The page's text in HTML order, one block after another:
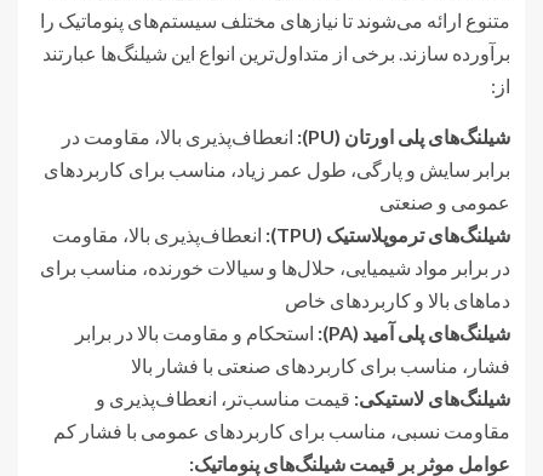
متنوع ارائه می‌شوند تا نیازهای مختلف سیستم‌های پنوماتیک را
برآورده سازند. برخی از متداول‌ترین انواع این شیلنگ‌ها عبارتند
از:
شیلنگ‌های پلی اورتان (PU):
انعطاف‌پذیری بالا، مقاومت در
برابر سایش و پارگی، طول عمر زیاد، مناسب برای کاربردهای
عمومی و صنعتی
شیلنگ‌های ترموپلاستیک (TPU):
انعطاف‌پذیری بالا، مقاومت
در برابر مواد شیمیایی، حلال‌ها و سیالات خورنده، مناسب برای
دماهای بالا و کاربردهای خاص
شیلنگ‌های پلی آمید (PA):
استحکام و مقاومت بالا در برابر
فشار، مناسب برای کاربردهای صنعتی با فشار بالا
شیلنگ‌های لاستیکی: قیمت مناسب‌تر، انعطاف‌پذیری و
مقاومت نسبی، مناسب برای کاربردهای عمومی با فشار کم
عوامل موثر بر قیمت شیلنگ‌های پنوماتیک: